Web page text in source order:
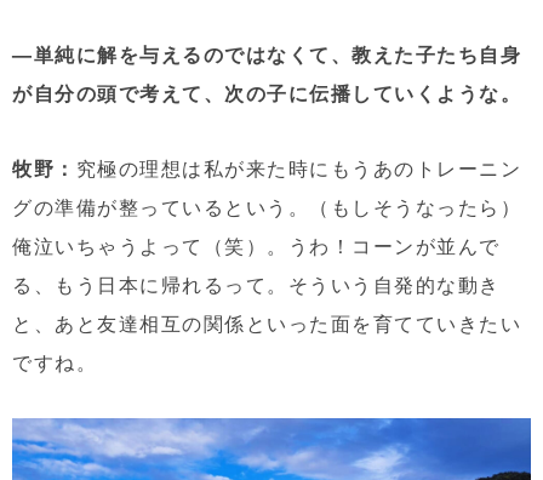
—単純に解を与えるのではなくて、教えた子たち自身
が自分の頭で考えて、次の子に伝播していくような。
牧野： 究極の理想は私が来た時にもうあのトレーニン
グの準備が整っているという。（もしそうなったら）
俺泣いちゃうよって（笑）。うわ！コーンが並んで
る、もう日本に帰れるって。そういう自発的な動き
と、あと友達相互の関係といった面を育てていきたい
ですね。